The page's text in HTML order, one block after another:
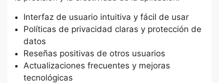
Interfaz de usuario intuitiva y fácil de usar
Políticas de privacidad claras y protección de
datos
Reseñas positivas de otros usuarios
Actualizaciones frecuentes y mejoras
tecnológicas